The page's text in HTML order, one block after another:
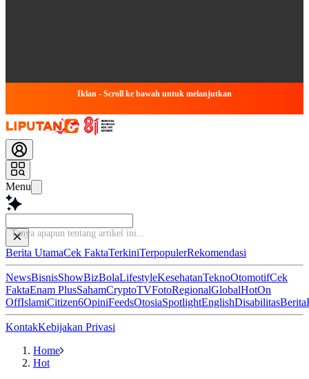
Iklan - Scroll ke bawah untuk melanjutkan
Menu
Tanya ap
Berita UtamaCek FaktaTerkiniTerpopulerRekomendasi
NewsBisnisShowBizBolaLifestyleKesehatanTeknoOtomotifCek
FaktaEnam PlusSahamCryptoTVFotoRegionalGlobalHotOn
OffIslamiCitizen6OpiniFeedsOtosiaSpotlightEnglishDisabilitasBerita
KontakKebijakan Privasi
Home
Hot